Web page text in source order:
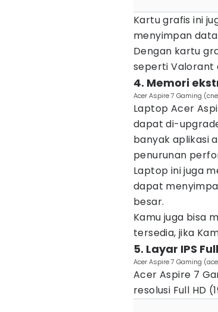
Kartu grafis ini
menyimpan
Dengan kartu
seperti Valorant
4. Memori
Acer Aspire 7 Gaming
Laptop Acer
dapat di-
banyak aplikasi
penurunan
Laptop ini juga
dapat
besar.
Kamu juga bisa
tersedia, jika
5. Layar IPS
Acer Aspire 7 Gaming
Acer Aspire 7
resolusi Full HD